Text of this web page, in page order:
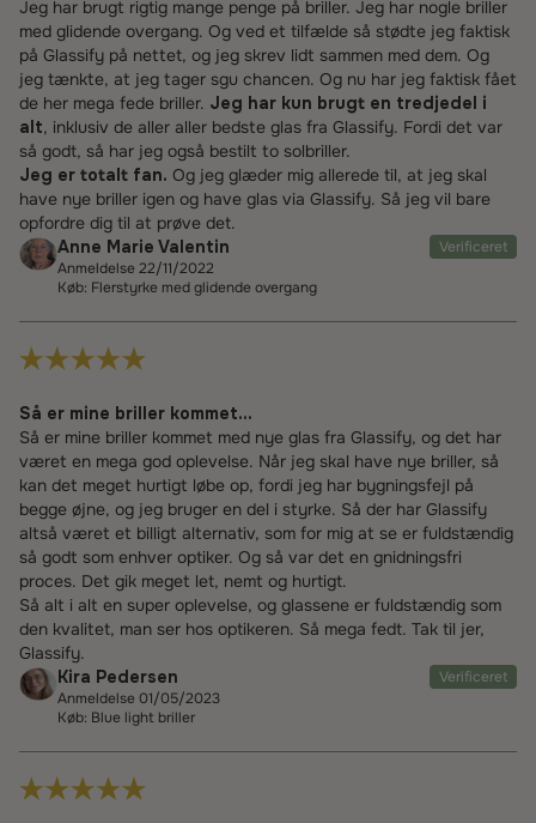
Jeg har brugt rigtig mange penge på briller. Jeg har nogle briller
med glidende overgang. Og ved et tilfælde så stødte jeg faktisk
på Glassify på nettet, og jeg skrev lidt sammen med dem. Og
jeg tænkte, at jeg tager sgu chancen. Og nu har jeg faktisk fået
de her mega fede briller. Jeg har kun brugt en tredjedel i
alt, inklusiv de aller aller bedste glas fra Glassify. Fordi det var
så godt, så har jeg også bestilt to solbriller.
Jeg er totalt fan. Og jeg glæder mig allerede til, at jeg skal
have nye briller igen og have glas via Glassify. Så jeg vil bare
opfordre dig til at prøve det.
Anne Marie Valentin
Verificeret
Anmeldelse 22/11/2022
Køb: Flerstyrke med glidende overgang
Så er mine briller kommet...
Så er mine briller kommet med nye glas fra Glassify, og det har
været en mega god oplevelse. Når jeg skal have nye briller, så
kan det meget hurtigt løbe op, fordi jeg har bygningsfejl på
begge øjne, og jeg bruger en del i styrke. Så der har Glassify
altså været et billigt alternativ, som for mig at se er fuldstændig
så godt som enhver optiker. Og så var det en gnidningsfri
proces. Det gik meget let, nemt og hurtigt.
Så alt i alt en super oplevelse, og glassene er fuldstændig som
den kvalitet, man ser hos optikeren. Så mega fedt. Tak til jer,
Glassify.
Kira Pedersen
Verificeret
Anmeldelse 01/05/2023
Køb: Blue light briller